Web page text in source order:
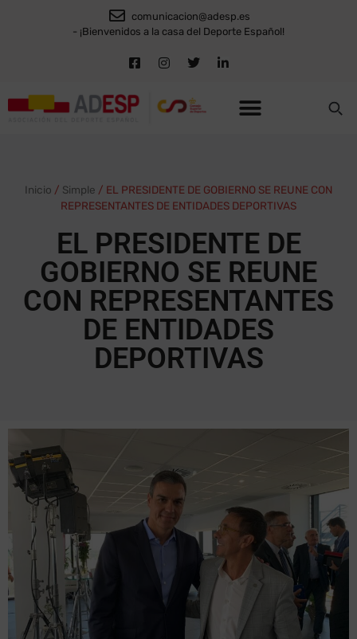
comunicacion@adesp.es
- ¡Bienvenidos a la casa del Deporte Español!
Inicio / Simple / EL PRESIDENTE DE GOBIERNO SE REUNE CON
REPRESENTANTES DE ENTIDADES DEPORTIVAS
EL PRESIDENTE DE
GOBIERNO SE REUNE
CON REPRESENTANTES
DE ENTIDADES
DEPORTIVAS